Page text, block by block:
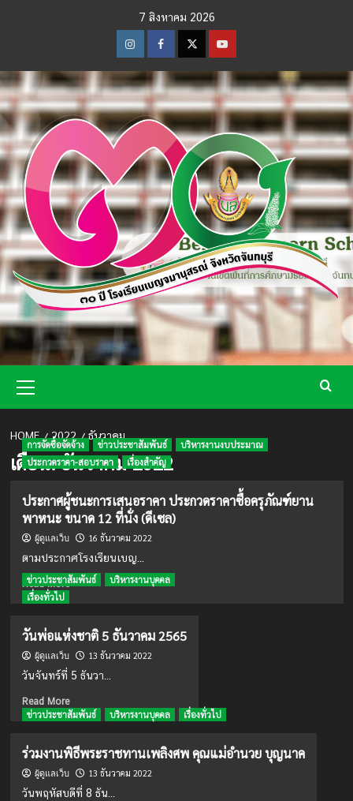
7 สิงหาคม 2026
InstagramFacebookTwitterYoutube
Menu
HOME 2022 ธันวาคม
เดือน:ธันวาคม 2022
การจัดซื้อจัดจ้าง ข่าวประชาสัมพันธ์
บริหารงานงบประมาณ
ประกวดราคา-สอบราคา
เรื่องสำคัญ
ประกาศผู้ชนะการเสนอราคา ประกวดราคาซื้อครุภัณฑ์ยาน
พาหนะ ขนาด 12 ที่นั่ง (ดีเซล)
ผู้ดูแลเว็บ 16 ธันวาคม 2022
ตามประกาศโรงเรียนเบญ...
Read MoreRead
ประกาศ
ผู้
ชนะ
การ
ราคา
ประกวด
ซื้อ
ครุภัณฑ์
ยาน
พาหนะ
ข่าวประชาสัมพันธ์
บริหารงานบุคคล
เรื่องทั่วไป
วันพ่อแห่งชาติ 5 ธันวาคม 2565
ผู้ดูแลเว็บ 13 ธันวาคม 2022
วันจันทร์ที่ 5 ธันวา...
Read MoreRead
more
วัน
พ่อ
แห่ง
ชาติ
ข่าวประชาสัมพันธ์ บริหารงานบุคคล เรื่องทั่วไป
ร่วมงานพิธีพระราชทานเพลิงศพ คุณแม่อำนวย บุญนาค
ผู้ดูแลเว็บ 13 ธันวาคม 2022
วันพฤหัสบดีที่ 8 ธัน...